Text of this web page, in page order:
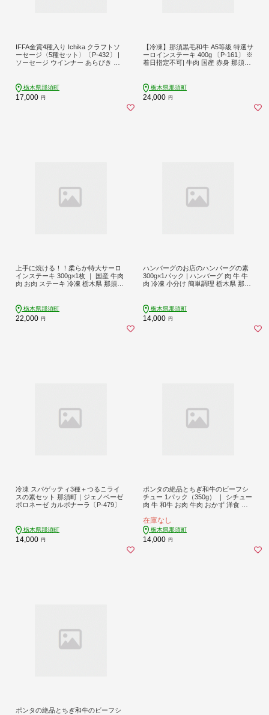
IFFA金賞4種入り Ichika クラフトソ
ーセージ〈5種セット〉〔P-432〕 |
ソーセージ ウインナー あらびき ガ
ランド
栃木県那須町
17,000 円
【冷凍】那須黒毛和牛 A5等級 特選サ
ーロインステーキ 400g 〔P-161〕 ※
着日指定不可| 牛肉 国産 赤身 那須和
しゃぶしゃぶ 焼肉 ステーキ 夜ご飯
夜ごはん 晩ご飯 晩ごはん お取り寄
せグルメ お中元 御中元 お歳暮 贈答
栃木県那須町
24,000 円
上手に焼ける！！柔らか特大サーロ
インステーキ 300g×1枚 ｜ 国産 牛肉
肉 お肉 ステーキ 冷凍 栃木県 那須町
栃木県那須町
22,000 円
ハンバーグのお店のハンバーグの素
300g×1パック | ハンバーグ 肉 牛 牛
肉 冷凍 小分け 簡単調理 栃木県 那須
栃木県那須町
14,000 円
冷凍 スパゲッティ3種＋つるこライ
スの素セット 那須町｜ジェノベーゼ
ボロネーゼ カルボナーラ〔P-479〕
栃木県那須町
14,000 円
ポンタの絶品とちぎ和牛のビーフシ
チュー 1パック（350g） ｜ シチュー
肉 牛 和牛 お肉 牛肉 おかず 洋食 国
定不可
在庫なし
栃木県那須町
14,000 円
ポンタの絶品とちぎ和牛のビーフシ